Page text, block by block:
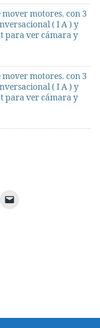
mover motores. con 3
( I A ) y
para ver cámara y
mover motores. con 3
( I A ) y
para ver cámara y